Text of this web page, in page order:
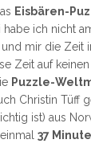
Eisbären-
habe ich nicht
mir die Zeit
Zeit auf keinen
Puzzle-
Christin Tüff
ist) aus
37